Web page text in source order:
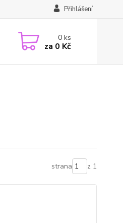
Přihlášení
0ks
za 0 Kč
strana z 1